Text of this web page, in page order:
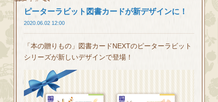
ピーターラビット図書カードが新デザインに！
2020.06.02 12:00
「本の贈りもの」図書カードNEXTのピーターラビット
シリーズが新しいデザインで登場！